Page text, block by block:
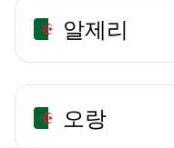
알제리
오랑